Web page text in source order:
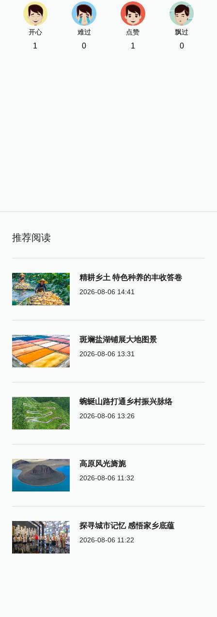
开心
1
难过
0
点赞
1
飘过
0
推荐阅读
精耕乡土 特色种养的丰收答卷
2026-08-06 14:41
斑斓盐湖铺展大地图景
2026-08-06 13:31
蜿蜒山路打通乡村振兴脉络
2026-08-06 13:26
高原风光旖旎
2026-08-06 11:32
探寻城市记忆 感悟家乡底蕴
2026-08-06 11:22